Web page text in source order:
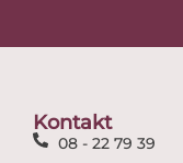
Kontakt
08 - 22 79 39